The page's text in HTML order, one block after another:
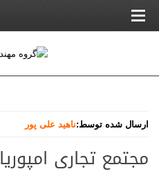
ارسال شده توسط:ناهید علی پور
مجتمع تجاری امپوریا